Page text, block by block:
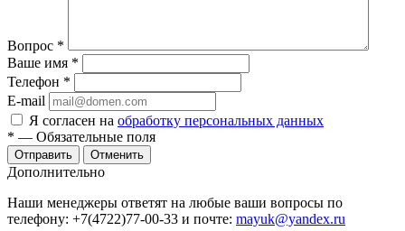
Вопрос *
Ваше имя *
Телефон *
E-mail
Я согласен на обработку персональных данных
* — Обязательные поля
Отменить
Дополнительно
Наши менеджеры ответят на любые ваши вопросы по
телефону: +7(4722)77-00-33 и почте: mayuk@yandex.ru